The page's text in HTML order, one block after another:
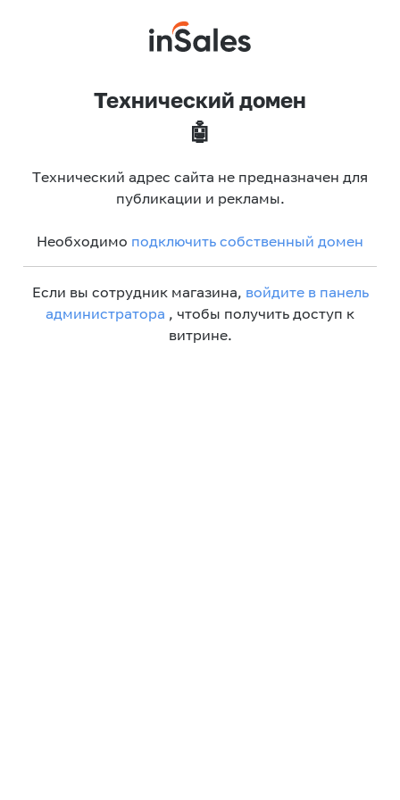
Технический домен
🤖
Технический адрес сайта не предназначен для
публикации и рекламы.
Необходимо подключить собственный домен
Если вы сотрудник магазина, войдите в панель
администратора , чтобы получить доступ к
витрине.